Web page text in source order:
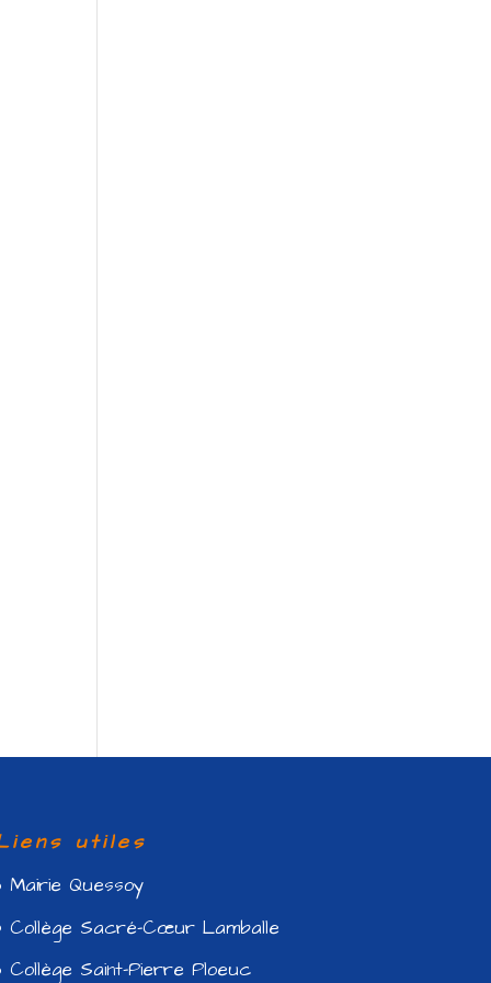
utiles
Mairie Quessoy
Collège Sacré-Cœur Lamballe
Collège Saint-Pierre Ploeuc